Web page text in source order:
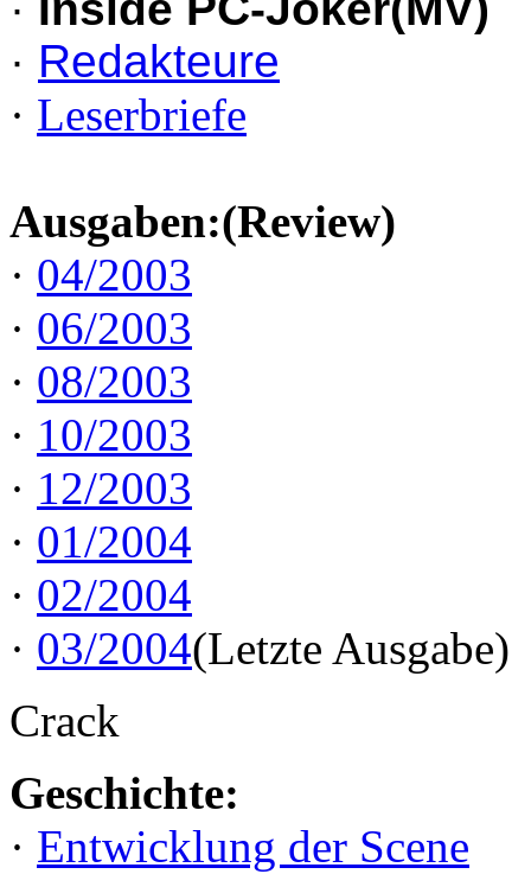
· Redakteure
· Leserbriefe
Ausgaben:(Review)
· 04/2003
· 06/2003
· 08/2003
· 10/2003
· 12/2003
· 01/2004
· 02/2004
· 03/2004(Letzte Ausgabe)
Crack
Geschichte:
· Entwicklung der Scene